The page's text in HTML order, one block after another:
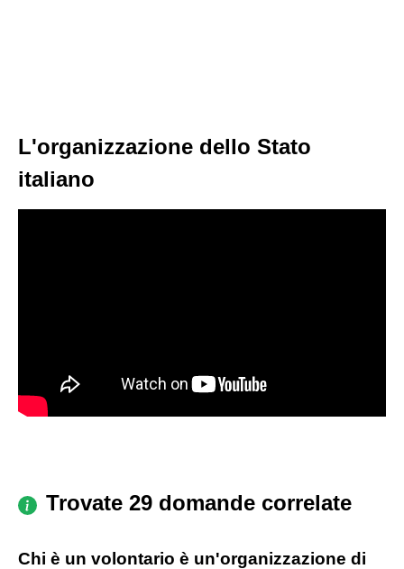
L'organizzazione dello Stato
italiano
Trovate 29 domande correlate
Chi è un volontario è un'organizzazione di